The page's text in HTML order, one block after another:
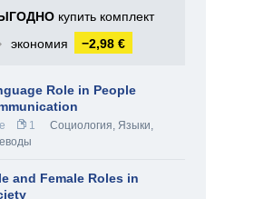
купить комплект
экономия −2,98 €
Role in People
1 Социология, Языки,
and Female Roles in